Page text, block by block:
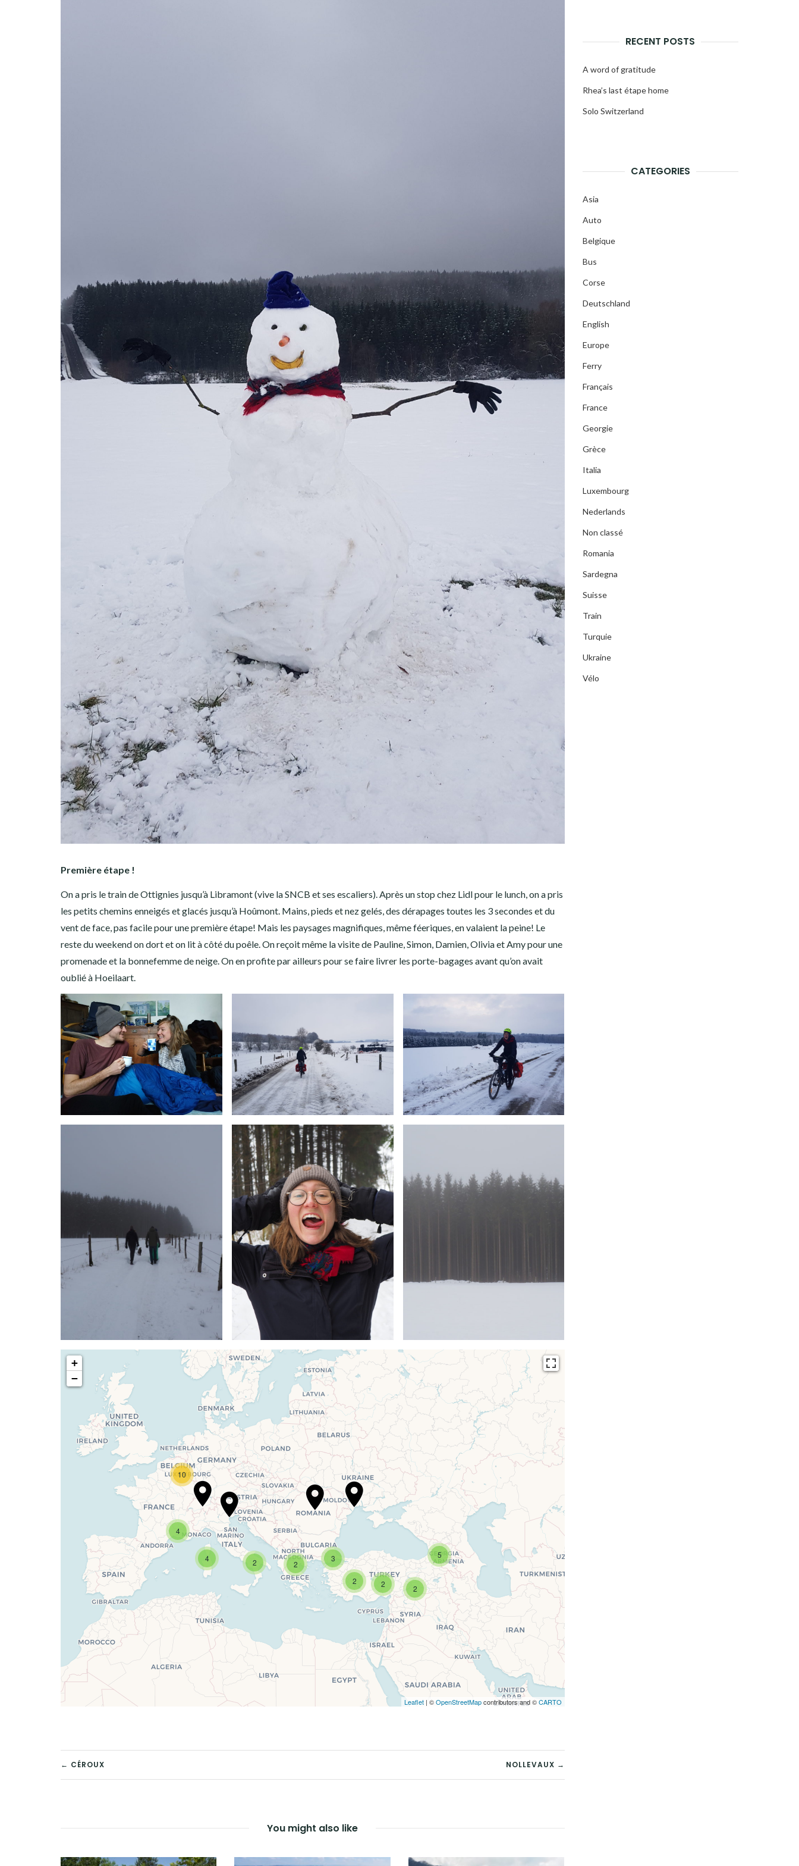
Première étape !
On a pris le train de Ottignies jusqu’à Libramont (vive la SNCB et ses escaliers). Après un stop chez Lidl pour le lunch, on a pris
les petits chemins enneigés et glacés jusqu’à Hoûmont. Mains, pieds et nez gelés, des dérapages toutes les 3 secondes et du
vent de face, pas facile pour une première étape! Mais les paysages magnifiques, même féeriques, en valaient la peine! Le
reste du weekend on dort et on lit à côté du poêle. On reçoit même la visite de Pauline, Simon, Damien, Olivia et Amy pour une
promenade et la bonnefemme de neige. On en profite par ailleurs pour se faire livrer les porte-bagages avant qu’on avait
oublié à Hoeilaart.
Travelers' Map is loading...
If you see this after your page is loaded completely, leafletJS files are missing.
3
2 2 2
5
2 2
4
4
10
+
−
Leaflet| ©OpenStreetMapcontributors and ©CARTO
POST
← CÉROUX NOLLEVAUX →
You might also like
RECENT POSTS
A word of gratitude
Rhea’s last étape home
Solo Switzerland
CATEGORIES
Asia
Auto
Belgique
Bus
Corse
Deutschland
English
Europe
Ferry
Français
France
Georgie
Grèce
Italia
Luxembourg
Nederlands
Non classé
Romania
Sardegna
Suisse
Train
Turquie
Ukraine
Vélo